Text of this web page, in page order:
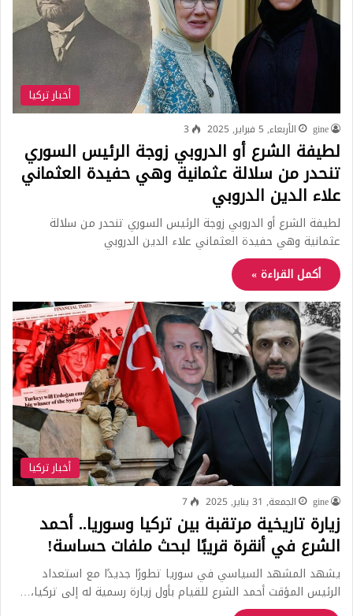
أخبار تركيا
gine الأربعاء, 5 فبراير, 2025 3
لطيفة الشرع أو الدروبي زوجة الرئيس السوري
تنحدر من سلالة عثمانية وهي حفيدة العثماني
علاء الدين الدروبي
لطيفة الشرع أو الدروبي زوجة الرئيس السوري تنحدر من سلالة
عثمانية وهي حفيدة العثماني علاء الدين الدروبي
أكمل القراءة »
أخبار تركيا
gine الجمعة, 31 يناير, 2025 7
زيارة تاريخية مرتقبة بين تركيا وسوريا.. أحمد
الشرع في أنقرة قريبًا لبحث ملفات حساسة!
يشهد المشهد السياسي في سوريا تطورًا جديدًا مع استعداد
الرئيس المؤقت أحمد الشرع للقيام بأول زيارة رسمية له إلى تركيا،…